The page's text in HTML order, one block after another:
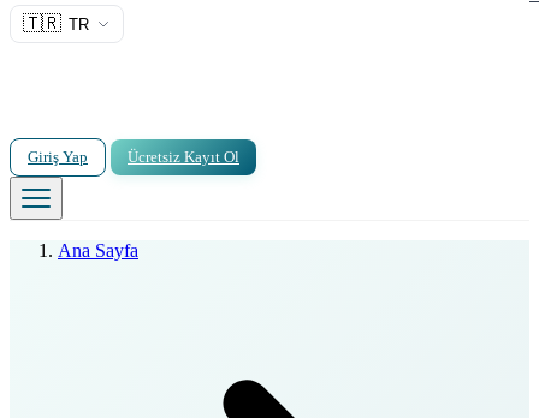
🇹🇷 TR
Giriş Yap Ücretsiz Kayıt Ol
Ana Sayfa